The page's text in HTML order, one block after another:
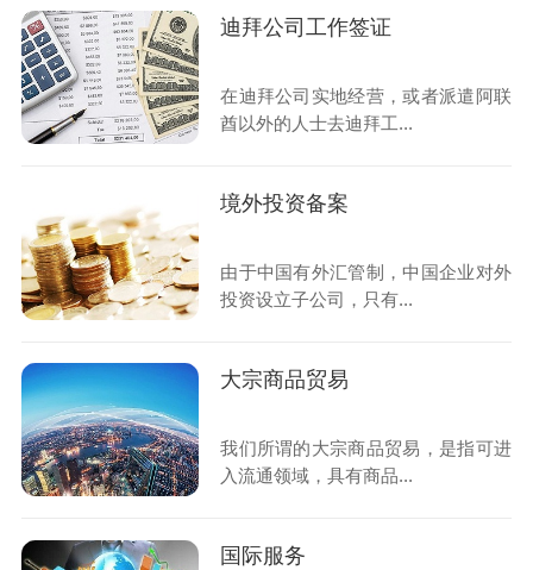
迪拜公司工作签证
在迪拜公司实地经营，或者派遣阿联
酋以外的人士去迪拜工...
境外投资备案
由于中国有外汇管制，中国企业对外
投资设立子公司，只有...
大宗商品贸易
我们所谓的大宗商品贸易，是指可进
入流通领域，具有商品...
国际服务